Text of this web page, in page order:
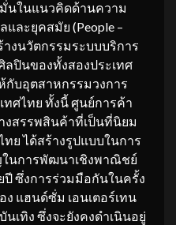
นในแนวคิดด้านความ
และยุคสมัย (People –
งนวัตกรรมระบบบริการ
ปินของทั้งสองประเทศ
กับอุตสาหกรรมวงการ
ทศไทย ทั้งนี้ ศูนย์การค้า
างสรรพสินค้าที่เป็นที่นิยม
ย ได้สร้างรูปแบบในการ
นการพัฒนาเชิงพาณิชย์
ปี ซึ่งการร่วมมือกันในครั้ง
แฮนด์ซั่ม เอนเตอร์เทน
เทิง ซึ่งจะยังคงดำเนินอยู่